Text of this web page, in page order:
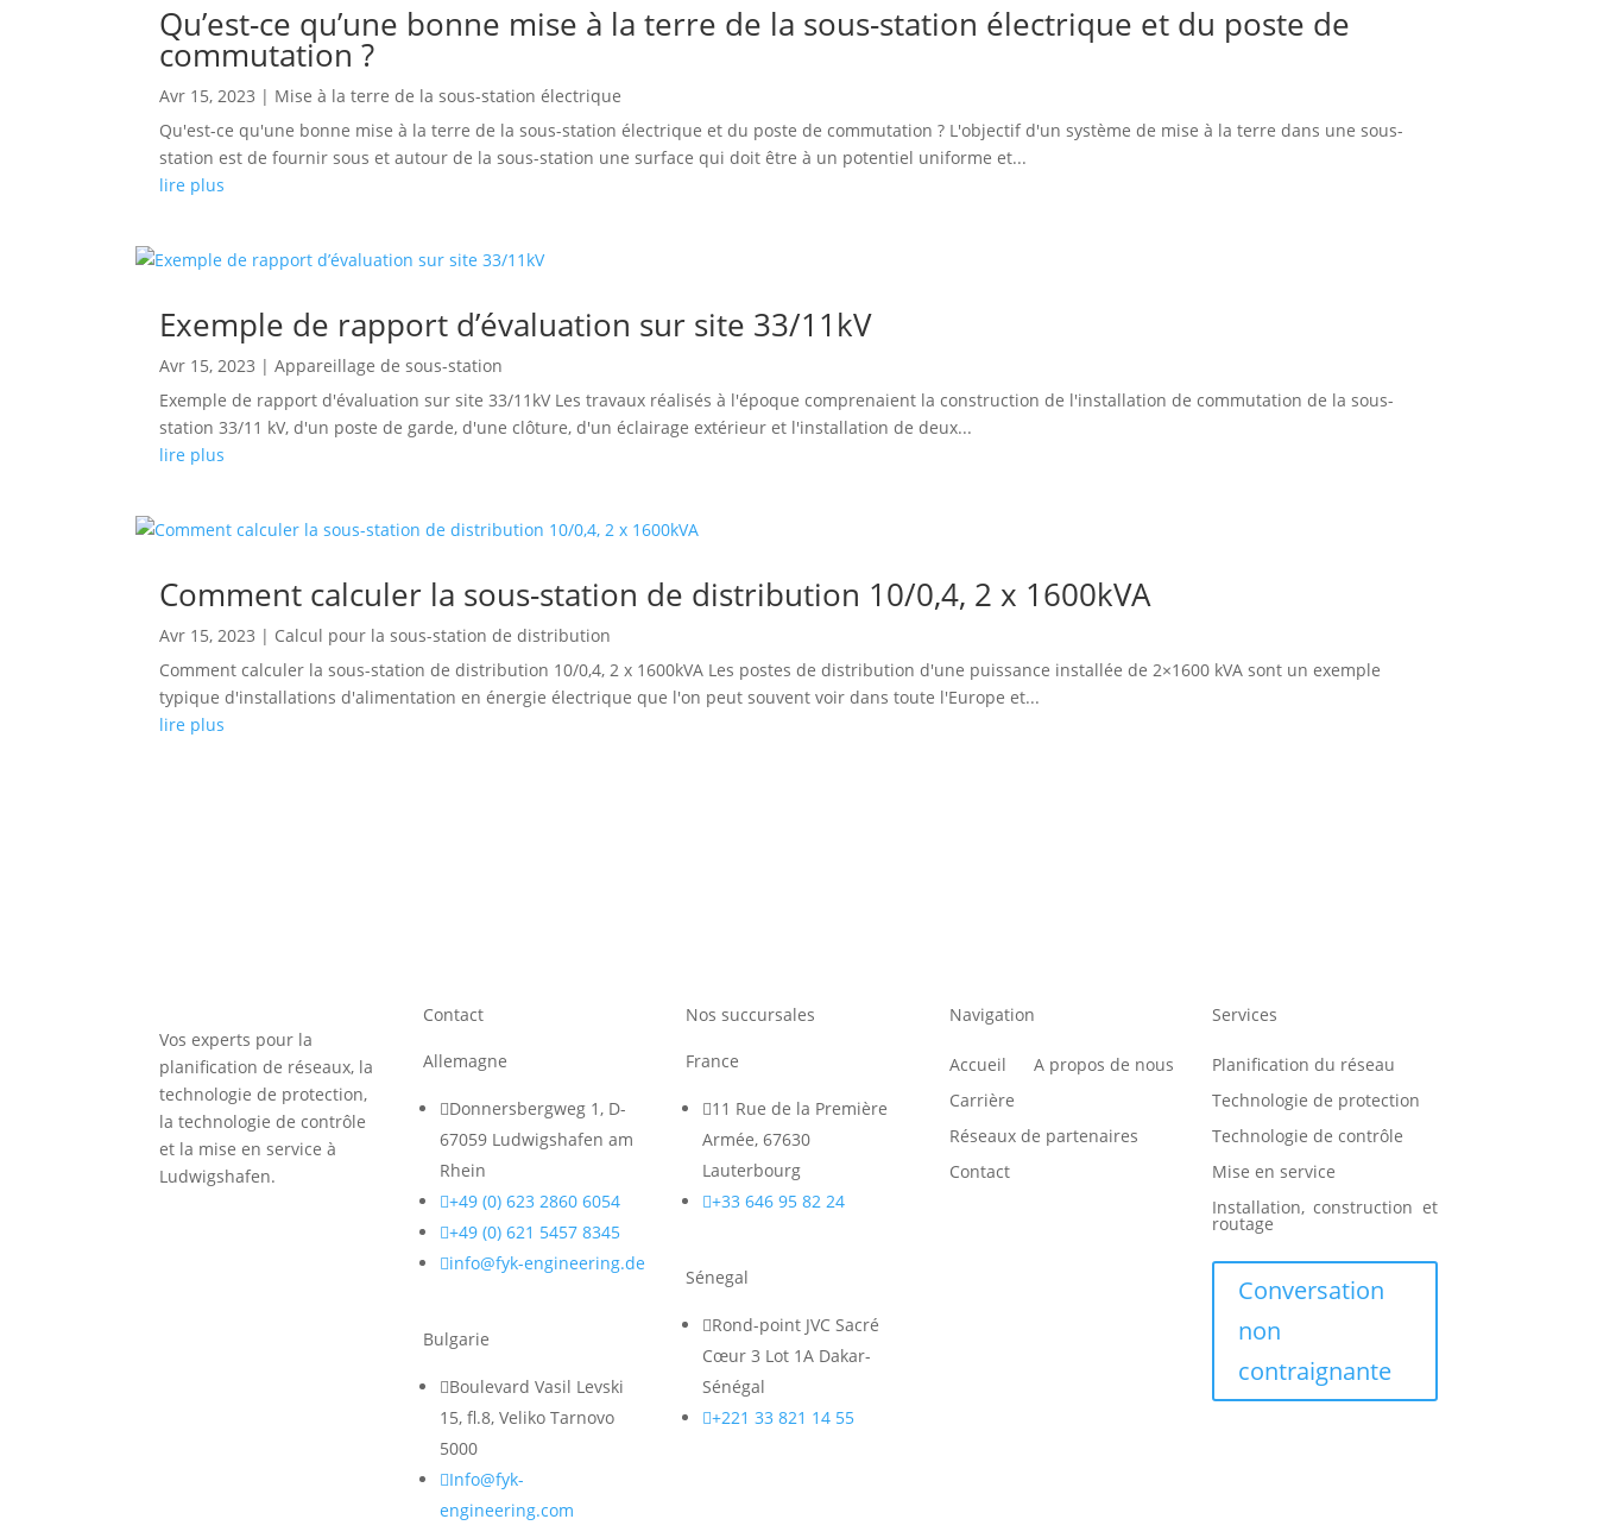
Qu’est-ce qu’une bonne mise à la terre de la sous-station électrique et du poste de
commutation ?
Avr 15, 2023 | Mise à la terre de la sous-station électrique
Qu'est-ce qu'une bonne mise à la terre de la sous-station électrique et du poste de commutation ? L'objectif d'un système de mise à la terre dans une sous-
station est de fournir sous et autour de la sous-station une surface qui doit être à un potentiel uniforme et...
lire plus
Exemple de rapport d’évaluation sur site 33/11kV
Avr 15, 2023 |Appareillage de sous-station
Exemple de rapport d'évaluation sur site 33/11kV Les travaux réalisés à l'époque comprenaient la construction de l'installation de commutation de la sous-
station 33/11 kV, d'un poste de garde, d'une clôture, d'un éclairage extérieur et l'installation de deux...
lire plus
Comment calculer la sous-station de distribution 10/0,4, 2 x 1600kVA
Avr 15, 2023 | Calcul pour la sous-station de distribution
Comment calculer la sous-station de distribution 10/0,4, 2 x 1600kVA Les postes de distribution d'une puissance installée de 2×1600 kVA sont un exemple
typique d'installations d'alimentation en énergie électrique que l'on peut souvent voir dans toute l'Europe et...
lire plus
Vos experts pour la
planification de réseaux, la
technologie de protection,
la technologie de contrôle
et la mise en service à
Ludwigshafen.
Contact
Allemagne
Donnersbergweg 1, D-
67059 Ludwigshafen am
Rhein
+49 (0) 623 2860 6054
+49 (0) 621 5457 8345
info@fyk-engineering.de
Bulgarie
Boulevard Vasil Levski
15, fl.8, Veliko Tarnovo
5000
Info@fyk-
engineering.com
Nos succursales
France
11 Rue de la Première
Armée, 67630
Lauterbourg
+33 646 95 82 24
Sénegal
Rond-point JVC Sacré
Cœur 3 Lot 1A Dakar-
Sénégal
+221 33 821 14 55
Navigation
Accueil
A propos de nous
Carrière
Réseaux de partenaires
Contact
Services
Planification du réseau
Technologie de protection
Technologie de contrôle
Mise en service
Installation, construction et
routage
Conversation
non
contraignante